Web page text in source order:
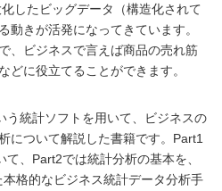
したビッグデータ（構造化されて
動きが活発になってきています。
、ビジネスで言えば商品の売れ筋
どに役立てることができます。
う統計ソフトを用いて、ビジネスの
について解説した書籍です。Part1
、Part2では統計分析の基本を、
格的なビジネス統計データ分析手